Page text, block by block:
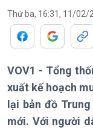
Giới thiệu
Thứ ba, 16:31, 11/02/
VOV1 - Tổng
xuất kế hoạch
lại bản đồ
mới. Với người